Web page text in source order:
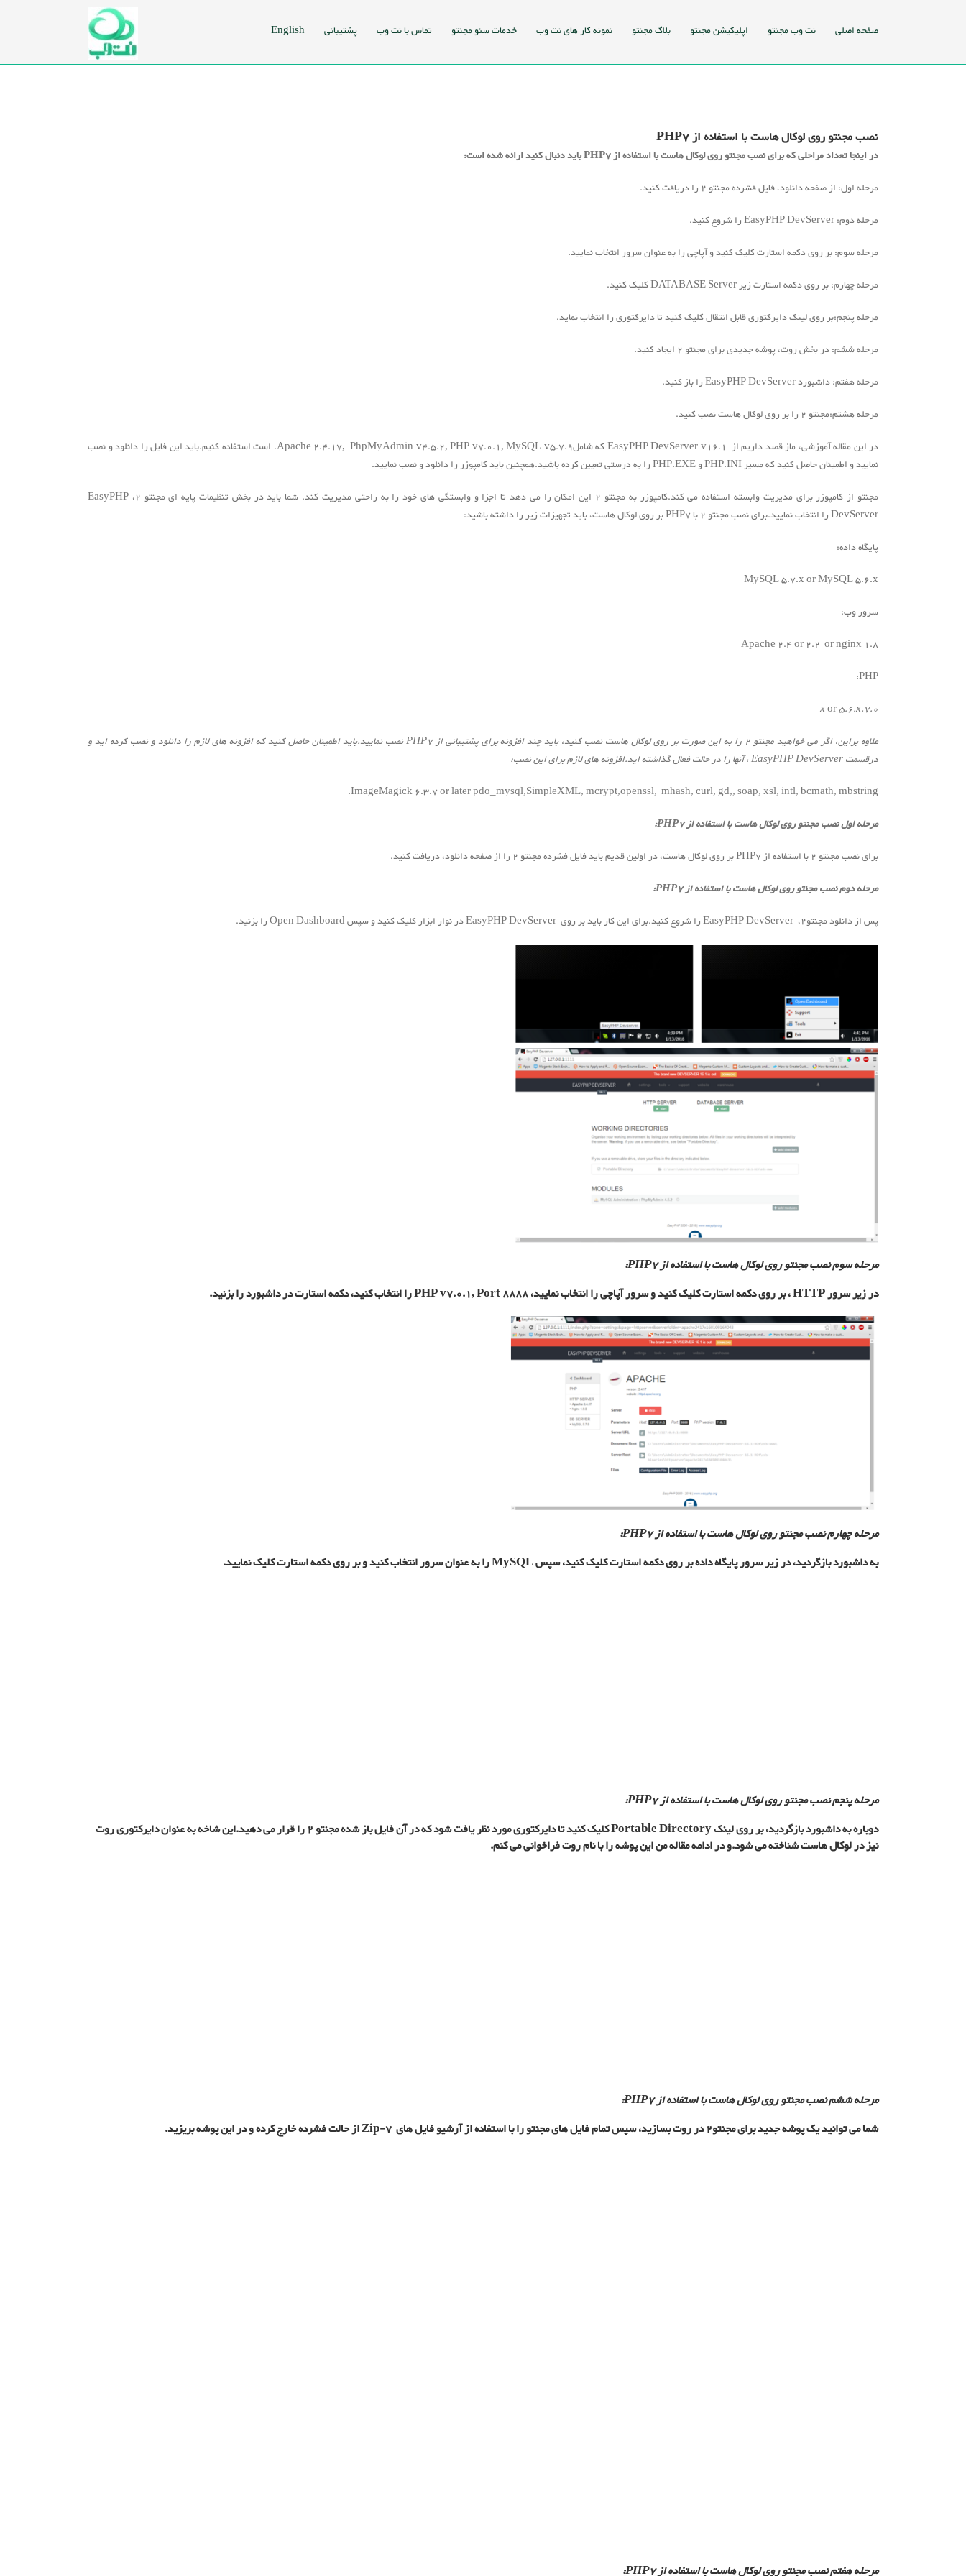
صفحه اصلی نت وب مجنتو اپلیکیشن مجنتو بلاگ مجنتو نمونه کار های نت وب خدمات سئو مجنتو تماس با نت وب پشتیبانی English
Larger
Image
نصب مجنتو روی لوکال هاست با استفاده از PHP7
در اینجا تعداد مراحلی که برای نصب مجنتو روی لوکال هاست با استفاده از PHP7 باید دنبال کنید ارائه شده است:
مرحله اول: از صفحه دانلود، فایل فشرده مجنتو 2 را دریافت کنید.
مرحله دوم: EasyPHP DevServer را شروع کنید.
مرحله سوم: بر روی دکمه استارت کلیک کنید و آپاچی را به عنوان سرور انتخاب نمایید.
مرحله چهارم: بر روی دکمه استارت زیر DATABASE Server کلیک کنید.
مرحله پنجم:بر روی لینک دایرکتوری قابل انتقال کلیک کنید تا دایرکتوری را انتخاب نماید.
مرحله ششم: در بخش روت، پوشه جدیدی برای مجنتو 2 ایجاد کنید.
مرحله هفتم: داشبورد EasyPHP DevServer را باز کنید.
مرحله هشتم:مجنتو 2 را بر روی لوکال هاست نصب کنید.
در این مقاله آموزشی، ماز قصد داریم از EasyPHP DevServer v16.1 که شاملApache 2.4.17, PhpMyAdmin v4.5.2, PHP v7.0.1, MySQL v5.7.9. است استفاده کنیم.باید این فایل را دانلود و نصب
نمایید و اطمینان حاصل کنید که مسیر PHP.INI و PHP.EXE را به درستی تعیین کرده باشید.همچنین باید کامپوزر را دانلود و نصب نمایید.
مجنتو از کامپوزر برای مدیریت وابسته استفاده می کند.کامپوزر به مجنتو 2 این امکان را می دهد تا اجزا و وابستگی های خود را به راحتی مدیریت کند. شما باید در بخش تنظیمات پایه ای مجنتو 2، EasyPHP
DevServer را انتخاب نمایید.برای نصب مجنتو 2 با PHP7 بر روی لوکال هاست، باید تجهیزات زیر را داشته باشید:
پایگاه داده:
MySQL 5.7.x or MySQL 5.6.x
سرور وب:
Apache 2.4 or 2.2 or nginx 1.8
PHP:
7.0.x
or5.6.x
علاوه براین، اگر می خواهید مجنتو 2 را به این صورت بر روی لوکال هاست نصب کنید، باید چند افزونه برای پشتیبانی از
PHP7نصب نمایید.باید اطمینان حاصل کنید که افزونه های لازم را دانلود و نصب کرده اید و
درقسمتEasyPHP DevServer، آنها را در حالت فعال گذاشته اید.افزونه های لازم برای این نصب:
ImageMagick 6.3.7 or later pdo_mysql,SimpleXML, mcrypt,openssl, mhash, curl, gd,, soap, xsl, intl, bcmath, mbstring.
مرحله اول نصب مجنتو روی لوکال هاست با استفاده از PHP7:
برای نصب مجنتو 2 با استفاده از PHP7 بر روی لوکال هاست، در اولین قدیم باید فایل فشرده مجنتو 2 را از صفحه دانلود، دریافت کنید.
مرحله دوم نصب مجنتو روی لوکال هاست با استفاده از PHP7:
پس از دانلود مجنتو2، EasyPHP DevServer را شروع کنید.برای این کار باید بر روی EasyPHP DevServer در نوار ابزار کلیک کنید و سپس Open Dashboard را بزنید.
مرحله سوم نصب مجنتو روی لوکال هاست با استفاده از PHP7:
در زیر سرور HTTP ، بر روی دکمه استارت کلیک کنید و سرور آپاچی را انتخاب نمایید، PHP v7.0.1, Port 8888 را انتخاب کنید، دکمه استارت در داشبورد را بزنید.
مرحله چهارم نصب مجنتو روی لوکال هاست با استفاده از PHP7:
به داشبورد بازگردید، در زیر سرور پایگاه داده بر روی دکمه استارت کلیک کنید، سپس MySQL را به عنوان سرور انتخاب کنید و بر روی دکمه استارت کلیک نمایید.
مرحله پنجم نصب مجنتو روی لوکال هاست با استفاده از PHP7:
دوباره به داشبورد بازگردید، بر روی لینک Portable Directory کلیک کنید تا دایرکتوری مورد نظر یافت شود که در آن فایل باز شده مجنتو 2 را قرار می دهید.این شاخه به عنوان دایرکتوری روت
نیز در لوکال هاست شناخته می شود.و در ادامه مقاله من این پوشه را با نام روت فراخوانی می کنم.
مرحله ششم نصب مجنتو روی لوکال هاست با استفاده از PHP7:
شما می توانید یک پوشه جدید برای مجنتو2 در روت بسازید، سپس تمام فایل های مجنتو را با استفاده از آرشیو فایل های 7-Zip از حالت فشرده خارج کرده و در این پوشه بریزید.
مرحله هفتم نصب مجنتو روی لوکال هاست با استفاده از PHP7: